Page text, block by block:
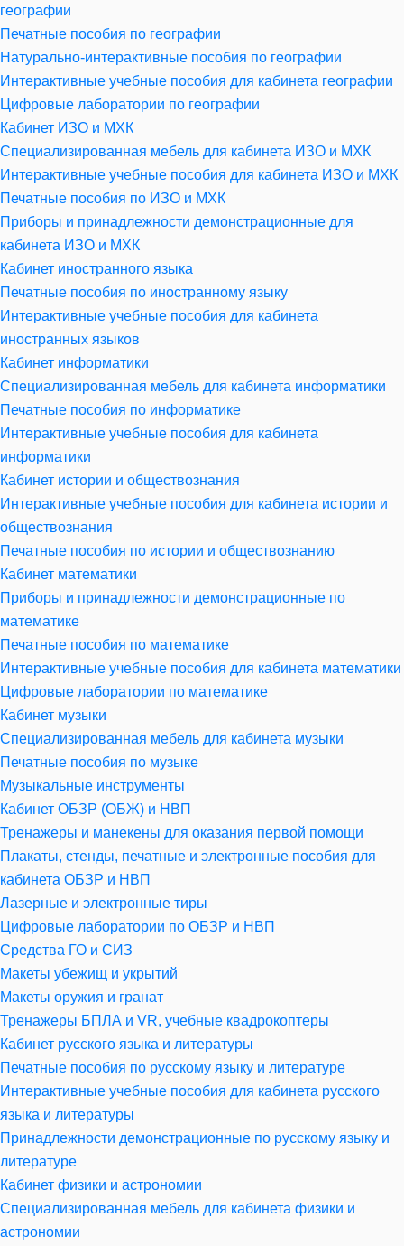
географии
Печатные пособия по географии
Натурально-интерактивные пособия по географии
Интерактивные учебные пособия для кабинета географии
Цифровые лаборатории по географии
Кабинет ИЗО и МХК
Специализированная мебель для кабинета ИЗО и МХК
Интерактивные учебные пособия для кабинета ИЗО и МХК
Печатные пособия по ИЗО и МХК
Приборы и принадлежности демонстрационные для
кабинета ИЗО и МХК
Кабинет иностранного языка
Печатные пособия по иностранному языку
Интерактивные учебные пособия для кабинета
иностранных языков
Кабинет информатики
Специализированная мебель для кабинета информатики
Печатные пособия по информатике
Интерактивные учебные пособия для кабинета
информатики
Кабинет истории и обществознания
Интерактивные учебные пособия для кабинета истории и
обществознания
Печатные пособия по истории и обществознанию
Кабинет математики
Приборы и принадлежности демонстрационные по
математике
Печатные пособия по математике
Интерактивные учебные пособия для кабинета математики
Цифровые лаборатории по математике
Кабинет музыки
Специализированная мебель для кабинета музыки
Печатные пособия по музыке
Музыкальные инструменты
Кабинет ОБЗР (ОБЖ) и НВП
Тренажеры и манекены для оказания первой помощи
Плакаты, стенды, печатные и электронные пособия для
кабинета ОБЗР и НВП
Лазерные и электронные тиры
Цифровые лаборатории по ОБЗР и НВП
Средства ГО и СИЗ
Макеты убежищ и укрытий
Макеты оружия и гранат
Тренажеры БПЛА и VR, учебные квадрокоптеры
Кабинет русского языка и литературы
Печатные пособия по русскому языку и литературе
Интерактивные учебные пособия для кабинета русского
языка и литературы
Принадлежности демонстрационные по русскому языку и
литературе
Кабинет физики и астрономии
Специализированная мебель для кабинета физики и
астрономии